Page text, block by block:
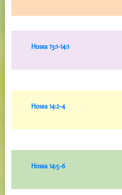
Hosea 13:1-14:1
Hosea 14:2-4
Hosea 14:5-6